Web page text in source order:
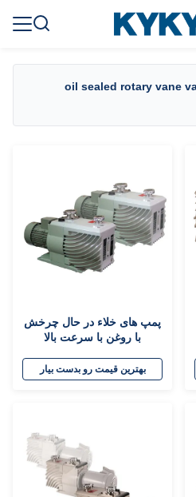
oil sealed rotary vane
پمپ های خلاء در حال چرخش
با روغن با سرعت بالا
بهترین قیمت رو بدست بیار